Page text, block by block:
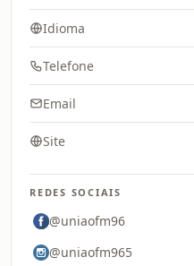
Idioma
Telefone
Email
Site
REDES SOCIAIS
@uniaofm96
@uniaofm965